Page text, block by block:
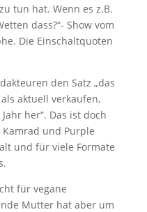
tun hat. Wenn es z.B.
dass?“- Show vom
Die Einschaltquoten
den Satz „das
aktuell verkaufen,
her“. Das ist doch
und Purple
und für viele Formate
für vegane
Mutter hat aber um